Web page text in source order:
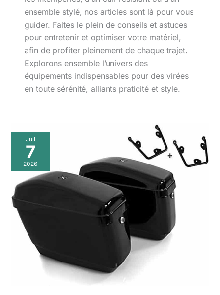
ensemble stylé, nos articles sont là pour vous
guider. Faites le plein de conseils et astuces
pour entretenir et optimiser votre matériel,
afin de profiter pleinement de chaque trajet.
Explorons ensemble l’univers des
équipements indispensables pour des virées
en toute sérénité, alliants praticité et style.
Juil
7
2026